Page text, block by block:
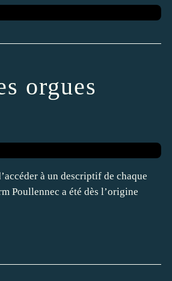
orgues
à un descriptif de chaque
Poullennec a été dès l’origine